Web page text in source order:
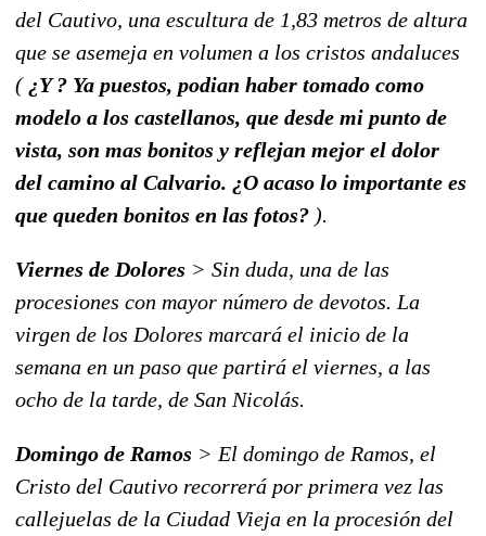
del Cautivo, una escultura de 1,83 metros de altura
que se asemeja en volumen a los cristos andaluces
(¿Y ? Ya puestos, podian haber tomado como
modelo a los castellanos, que desde mi punto de
vista, son mas bonitos y reflejan mejor el dolor
del camino al Calvario. ¿O acaso lo importante es
que queden bonitos en las fotos? ).
Viernes de Dolores > Sin duda, una de las
procesiones con mayor número de devotos. La
virgen de los Dolores marcará el inicio de la
semana en un paso que partirá el viernes, a las
ocho de la tarde, de San Nicolás.
Domingo de Ramos > El domingo de Ramos, el
Cristo del Cautivo recorrerá por primera vez las
callejuelas de la Ciudad Vieja en la procesión del